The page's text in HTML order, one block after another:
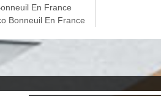
En France
Bonneuil En France